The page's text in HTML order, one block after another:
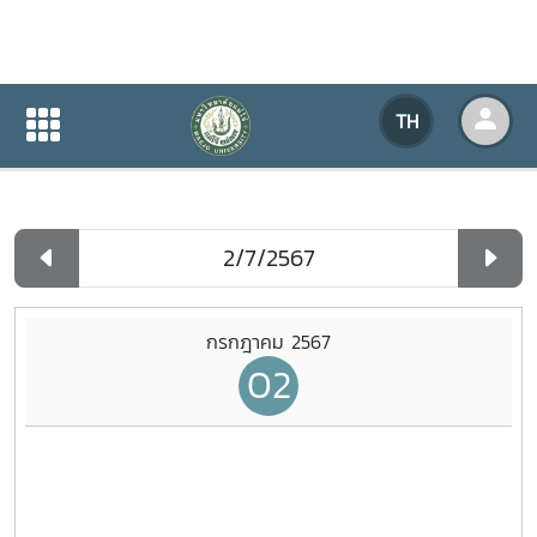
TH
ปฏิทินกิจกรรมของหน่วยงาน
ปฏิทินกิจกรรมของหน่วยงาน
กรกฎาคม 2567
02